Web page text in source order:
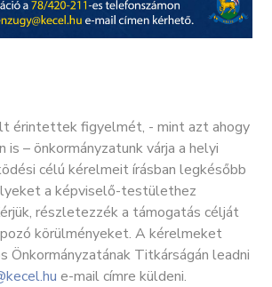
érintettek figyelmét, - mint azt ahogy
is – önkormányzatunk várja a helyi
célú kérelmeit írásban legkésőbb
a képviselő-testülethez
részletezzék a támogatás célját
körülményeket. A kérelmeket
Önkormányzatának Titkárságán leadni
e-mail címre küldeni.